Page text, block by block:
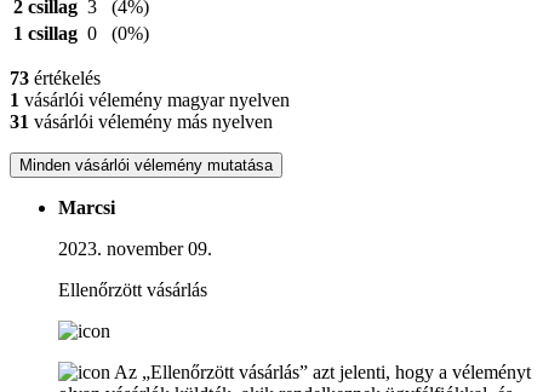
2 csillag 3
(4%)
1 csillag 0 (0%)
73 értékelés
1 vásárlói vélemény magyar nyelven
31 vásárlói vélemény más nyelven
Minden vásárlói vélemény mutatása
Marcsi
2023. november 09.
Ellenőrzött vásárlás
Az „Ellenőrzött vásárlás” azt jelenti, hogy a véleményt